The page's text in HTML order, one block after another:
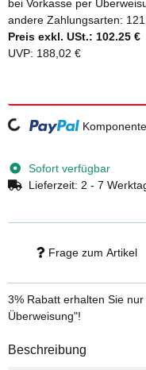
bei Vorkasse per
andere Zahlungsarten:
Preis exkl. USt.: 102.25 €
UVP: 188,02 €
Loading...Sofort verfügbar
Lieferzeit: 2 - 7
Frage zum Artikel
3% Rabatt erhalten Sie
Überweisung"!
Beschreibung